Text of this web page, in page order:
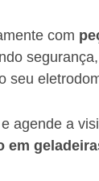
com
seu
agende a
em